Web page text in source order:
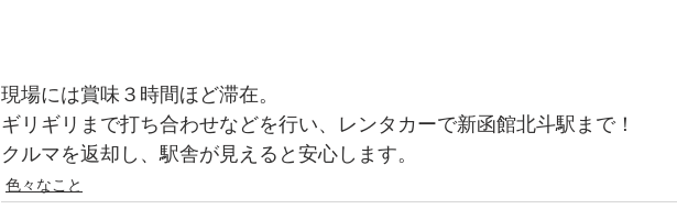
現場には賞味３時間ほど滞在。
ギリギリまで打ち合わせなどを行い、レンタカーで新函館北斗駅まで！
クルマを返却し、駅舎が見えると安心します。
色々なこと